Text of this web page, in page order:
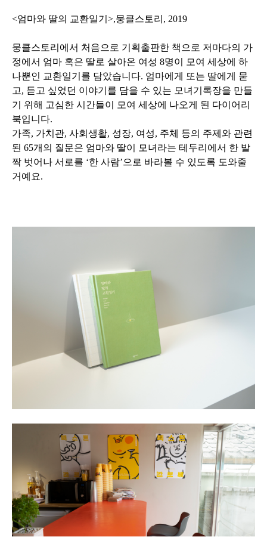
<엄마와 딸의 교환일기>,뭉클스토리, 2019
뭉클스토리에서 처음으로 기획출판한 책으로 저마다의 가
정에서 엄마 혹은 딸로 살아온 여성 8명이 모여 세상에 하
나뿐인 교환일기를 담았습니다. 엄마에게 또는 딸에게 묻
고, 듣고 싶었던 이야기를 담을 수 있는 모녀기록장을 만들
기 위해 고심한 시간들이 모여 세상에 나오게 된 다이어리
북입니다.
가족, 가치관, 사회생활, 성장, 여성, 주체 등의 주제와 관련
된 65개의 질문은 엄마와 딸이 모녀라는 테두리에서 한 발
짝 벗어나 서로를 ‘한 사람’으로 바라볼 수 있도록 도와줄
거예요.